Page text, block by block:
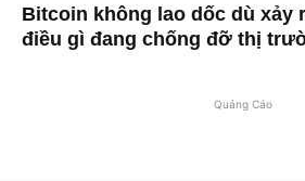
Bitcoin không lao dốc dù xảy
điều gì đang chống đỡ thị
Quảng Cáo